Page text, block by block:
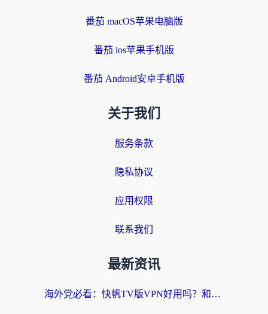
番茄 macOS苹果电脑版
番茄 ios苹果手机版
番茄 Android安卓手机版
关于我们
服务条款
隐私协议
应用权限
联系我们
最新资讯
海外党必看：快帆TV版VPN好用吗？和快游VPN对比哪个回国效果更好？附实用避坑指南